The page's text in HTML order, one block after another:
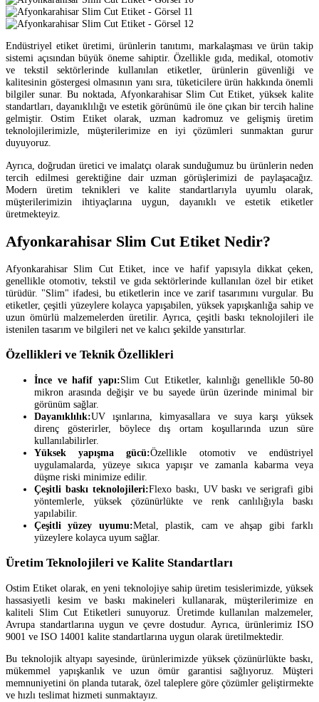
Endüstriyel etiket üretimi, ürünlerin tanıtımı, markalaşması ve ürün takip
sistemi açısından büyük öneme sahiptir. Özellikle gıda, medikal, otomotiv
ve tekstil sektörlerinde kullanılan etiketler, ürünlerin güvenliği ve
kalitesinin göstergesi olmasının yanı sıra, tüketicilere ürün hakkında önemli
bilgiler sunar. Bu noktada, Afyonkarahisar Slim Cut Etiket, yüksek kalite
standartları, dayanıklılığı ve estetik görünümü ile öne çıkan bir tercih haline
gelmiştir. Ostim Etiket olarak, uzman kadromuz ve gelişmiş üretim
teknolojilerimizle, müşterilerimize en iyi çözümleri sunmaktan gurur
duyuyoruz.
Ayrıca, doğrudan üretici ve imalatçı olarak sunduğumuz bu ürünlerin neden
tercih edilmesi gerektiğine dair uzman görüşlerimizi de paylaşacağız.
Modern üretim teknikleri ve kalite standartlarıyla uyumlu olarak,
müşterilerimizin ihtiyaçlarına uygun, dayanıklı ve estetik etiketler
üretmekteyiz.
Afyonkarahisar Slim Cut Etiket Nedir?
Afyonkarahisar Slim Cut Etiket, ince ve hafif yapısıyla dikkat çeken,
genellikle otomotiv, tekstil ve gıda sektörlerinde kullanılan özel bir etiket
türüdür. "Slim" ifadesi, bu etiketlerin ince ve zarif tasarımını vurgular. Bu
etiketler, çeşitli yüzeylere kolayca yapışabilen, yüksek yapışkanlığa sahip ve
uzun ömürlü malzemelerden üretilir. Ayrıca, çeşitli baskı teknolojileri ile
istenilen tasarım ve bilgileri net ve kalıcı şekilde yansıtırlar.
Özellikleri ve Teknik Özellikleri
İnce ve hafif yapı:Slim Cut Etiketler, kalınlığı genellikle 50-80
mikron arasında değişir ve bu sayede ürün üzerinde minimal bir
görünüm sağlar.
Dayanıklılık:UV ışınlarına, kimyasallara ve suya karşı yüksek
direnç gösterirler, böylece dış ortam koşullarında uzun süre
kullanılabilirler.
Yüksek yapışma gücü:Özellikle otomotiv ve endüstriyel
uygulamalarda, yüzeye sıkıca yapışır ve zamanla kabarma veya
düşme riski minimize edilir.
Çeşitli baskı teknolojileri:Flexo baskı, UV baskı ve serigrafi gibi
yöntemlerle, yüksek çözünürlükte ve renk canlılığıyla baskı
yapılabilir.
Çeşitli yüzey uyumu:Metal, plastik, cam ve ahşap gibi farklı
yüzeylere kolayca uyum sağlar.
Üretim Teknolojileri ve Kalite Standartları
Ostim Etiket olarak, en yeni teknolojiye sahip üretim tesislerimizde, yüksek
hassasiyetli kesim ve baskı makineleri kullanarak, müşterilerimize en
kaliteli Slim Cut Etiketleri sunuyoruz. Üretimde kullanılan malzemeler,
Avrupa standartlarına uygun ve çevre dostudur. Ayrıca, ürünlerimiz ISO
9001 ve ISO 14001 kalite standartlarına uygun olarak üretilmektedir.
Bu teknolojik altyapı sayesinde, ürünlerimizde yüksek çözünürlükte baskı,
mükemmel yapışkanlık ve uzun ömür garantisi sağlıyoruz. Müşteri
memnuniyetini ön planda tutarak, özel taleplere göre çözümler geliştirmekte
ve hızlı teslimat hizmeti sunmaktayız.